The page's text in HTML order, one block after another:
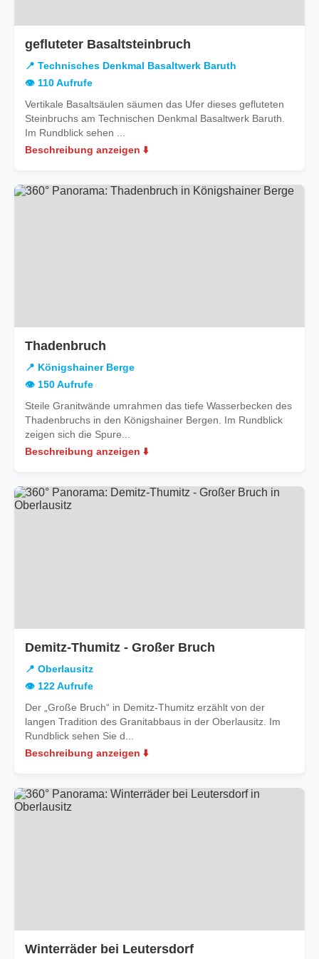
gefluteter Basaltsteinbruch
Technisches
Baruth
📍 Technisches Denkmal Basaltwerk Baruth
👁️ 110 Aufrufe
Vertikale Basaltsäulen säumen das Ufer dieses gefluteten
Steinbruchs am Technischen Denkmal Basaltwerk Baruth.
Im Rundblick sehen ...
Beschreibung anzeigen ⬇️
Thadenbruch
Königshainer
Berge
📍 Königshainer Berge
👁️ 150 Aufrufe
Steile Granitwände umrahmen das tiefe Wasserbecken des
Thadenbruchs in den Königshainer Bergen. Im Rundblick
zeigen sich die Spure...
Beschreibung anzeigen ⬇️
Demitz-Thumitz - Großer Bruch
📍 Oberlausitz
👁️ 122 Aufrufe
Der „Große Bruch“ in Demitz-Thumitz erzählt von der
langen Tradition des Granitabbaus in der Oberlausitz. Im
Rundblick sehen Sie d...
Beschreibung anzeigen ⬇️
Winterräder bei Leutersdorfin